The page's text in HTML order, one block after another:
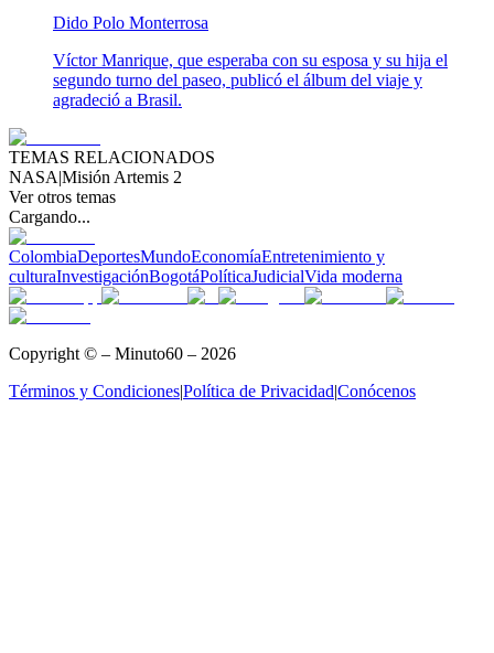
Dido Polo Monterrosa
Víctor Manrique, que esperaba con su esposa y su hija el
segundo turno del paseo, publicó el álbum del viaje y
agradeció a Brasil.
TEMAS RELACIONADOS
NASA|Misión Artemis 2
Ver otros temas
Cargando...
ColombiaDeportesMundoEconomíaEntretenimiento y
culturaInvestigaciónBogotáPolíticaJudicialVida moderna
Copyright © – Minuto60 – 2026
Términos y Condiciones|Política de Privacidad|Conócenos